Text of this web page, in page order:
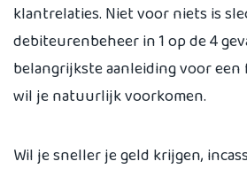
klantrelaties. Niet voor niets is
debiteurenbeheer in 1 op de 4
belangrijkste aanleiding voor
wil je natuurlijk voorkomen.
Wil je sneller je geld krijgen,